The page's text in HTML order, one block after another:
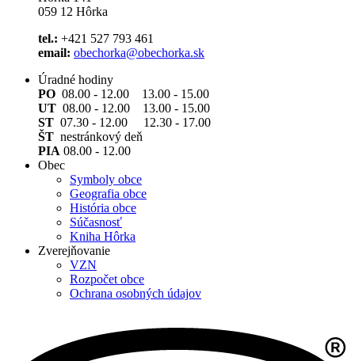
059 12 Hôrka
tel.: +421 527 793 461
email: obechorka@obechorka.sk
Úradné hodiny
PO 08.00 - 12.00 13.00 - 15.00
UT 08.00 - 12.00 13.00 - 15.00
ST 07.30 - 12.00 12.30 - 17.00
ŠT nestránkový deň
PIA 08.00 - 12.00
Obec
Symboly obce
Geografia obce
História obce
Súčasnosť
Kniha Hôrka
Zverejňovanie
VZN
Rozpočet obce
Ochrana osobných údajov